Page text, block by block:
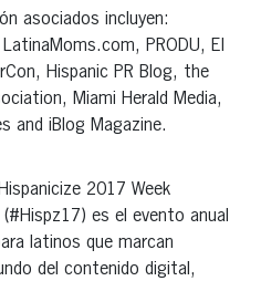
asociados incluyen:
PRODU, El
Hispanic PR Blog, the
Miami Herald Media,
and iBlog Magazine.
2017 Week
(#Hispz17) es el evento anual
latinos que marcan
del contenido digital,